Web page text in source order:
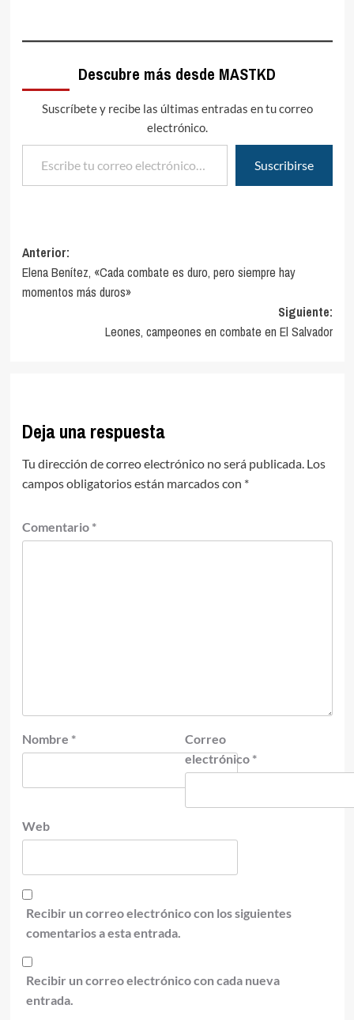
estadounidenses en
OlÃ­mpico en un
experimento
profesional.San JosÃ©
California fue la primera
vez donde se llevÃ³ a cabo
Descubre más desde MASTKD
Suscríbete y recibe las últimas entradas en tu correo
electrónico.
Escribe tu correo electrónico…
Suscribirse
Navegación
de
entradas
Anterior:
Elena Benítez, «Cada combate es duro, pero siempre hay
momentos más duros»
Siguiente:
Leones, campeones en combate en El Salvador
Deja una respuesta
Tu dirección de correo electrónico no será publicada. Los
campos obligatorios están marcados con *
Comentario *
Nombre *
Correo
electrónico *
Web
Recibir un correo electrónico con los siguientes
comentarios a esta entrada.
Recibir un correo electrónico con cada nueva
entrada.